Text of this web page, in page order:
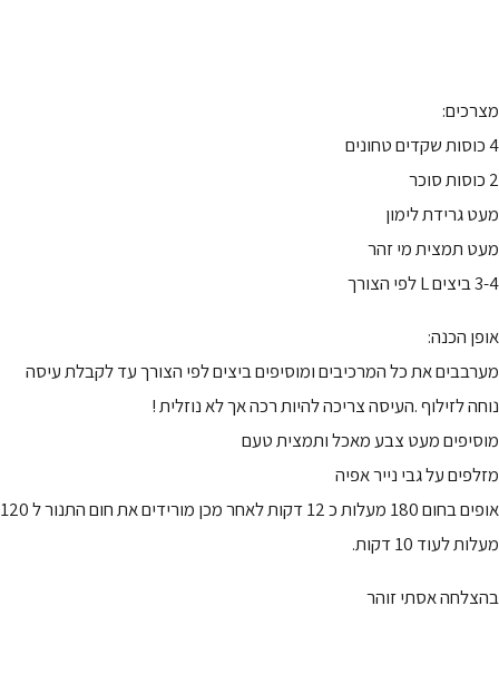
מצרכים:
4 כוסות שקדים טחונים
2 כוסות סוכר
מעט גרידת לימון
מעט תמצית מי זהר
3-4 ביצים L לפי הצורך
אופן הכנה:
מערבבים את כל המרכיבים ומוסיפים ביצים לפי הצורך עד לקבלת עיסה
נוחה לזילוף .העיסה צריכה להיות רכה אך לא נוזלית !
מוסיפים מעט צבע מאכל ותמצית טעם
מזלפים על גבי נייר אפיה
אופים בחום 180 מעלות כ 12 דקות לאחר מכן מורידים את חום התנור ל 120
מעלות לעוד 10 דקות.
בהצלחה אסתי זוהר